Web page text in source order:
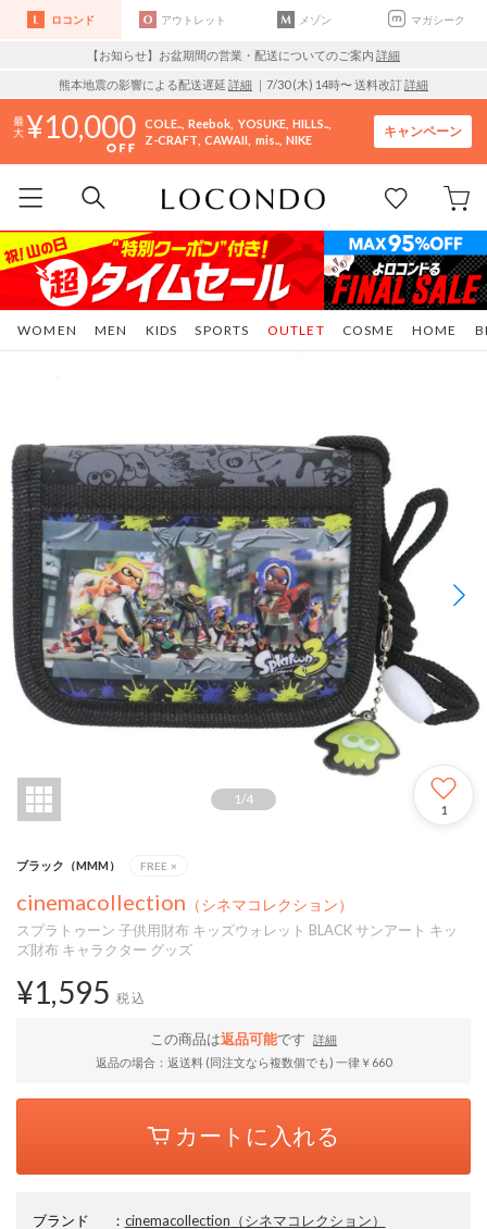
ロコンド アウトレット メゾン マガシーク
【お知らせ】お盆期間の営業・配送についてのご案内 詳細
熊本地震の影響による配送遅延 詳細 ｜7/30 (木) 14時〜 送料改訂詳細
10,000 COLE.. Reebok YOSUKE HILLS..
Z-CRAFT CAWAII mis.. NIKE
キャンペーン
WOMEN MEN KIDS SPORTS COSME HOME
OUTLET
1 /4
1
ブラック（MMM） FREE ×
cinemacollection （シネマコレクション）
スプラトゥーン 子供用財布 キッズウォレット BLACK サンアート キッ
ズ財布 キャラクター グッズ
¥1,595 税込
この商品は返品可能です
詳細
返品の場合：返送料 (同注文なら複数個でも) 一律￥660
カートに入れる
ブランド ： cinemacollection （シネマコレクション）